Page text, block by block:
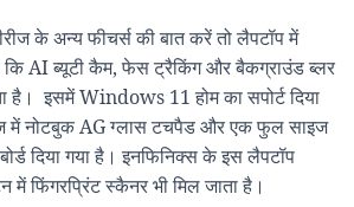
के अन्य फीचर्स की बात करें तो लैपटॉप में
AI ब्यूटी कैम, फेस ट्रैकिंग और बैकग्राउंड ब्लर
इसमें Windows 11 होम का सपोर्ट दिया
में नोटबुक AG ग्लास टचपैड और एक फुल साइज
दिया गया है। इनफिनिक्स के इस लैपटॉप
में फिंगरप्रिंट स्कैनर भी मिल जाता है।